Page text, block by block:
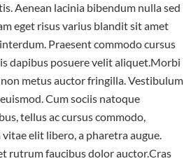
Aenean lacinia bibendum nulla sed
eget risus varius blandit sit amet
Praesent commodo cursus
dapibus posuere velit aliquet.Morbi
metus auctor fringilla. Vestibulum
Cum sociis natoque
tellus ac cursus commodo,
elit libero, a pharetra augue.
rutrum faucibus dolor auctor.Cras